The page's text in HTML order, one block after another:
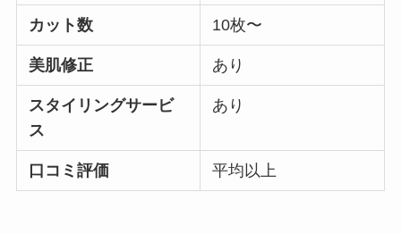
カット数 10枚〜
美肌修正 あり
スタイリングサービ
ス
あり
口コミ評価 平均以上